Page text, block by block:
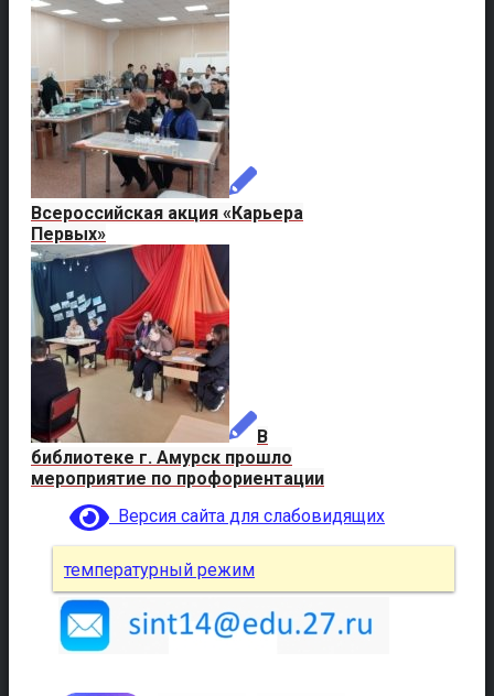
Всероссийская акция «Карьера
Первых»
В
библиотеке г. Амурск прошло
мероприятие по профориентации
Версия сайта для слабовидящих
температурный режим